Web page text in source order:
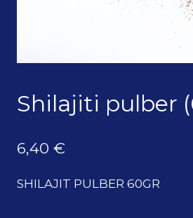
Shilajiti pulber
6,40 €
SHILAJIT PULBER 60GR